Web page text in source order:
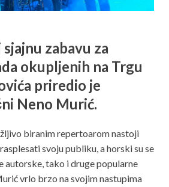
zabavu za
okupljenih na Trgu
priredio je
Neno Murić.
biranim repertoarom nastoji
svoju publiku, a horski su se
autorske, tako i druge popularne
vrlo brzo na svojim nastupima